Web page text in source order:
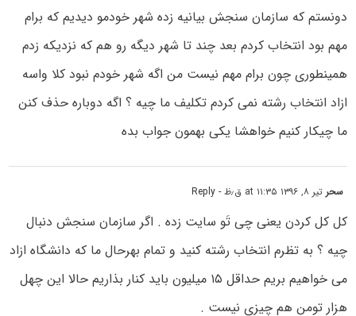
دونستم که سازمان سنجش بیانیه زده شهر خودمو دیدیم که برام
مهم بود انتخاب کردم بعد چند تا شهر دیگه رو هم که نزدیکه زدم
همینطوری چون برام مهم نیست من اگه شهر خودم نبود کلا واسه
ازاد انتخاب رشته نمی کردم تکلیف ما چیه ؟ اگه دوباره حذف کنن
ما چیکار کنیم خواهشا یکی بهمون جواب بده
سحرتیر ۸, ۱۳۹۶ at ۱۱:۳۵ ق٫ظ - Reply
کل کل کردن یعنی چی تَو سایت زده . اگر سازمان سنجش دنبال
چیه ؟ به تظرم انتخاب رشته کنید و تمام بهرحال ما که دانشگاه ازاد
می خواهیم بریم حداقل ۱۵ میلیون باید کنار بذاریم حالا این چهل
هزار تومن هم چیزی نیست .